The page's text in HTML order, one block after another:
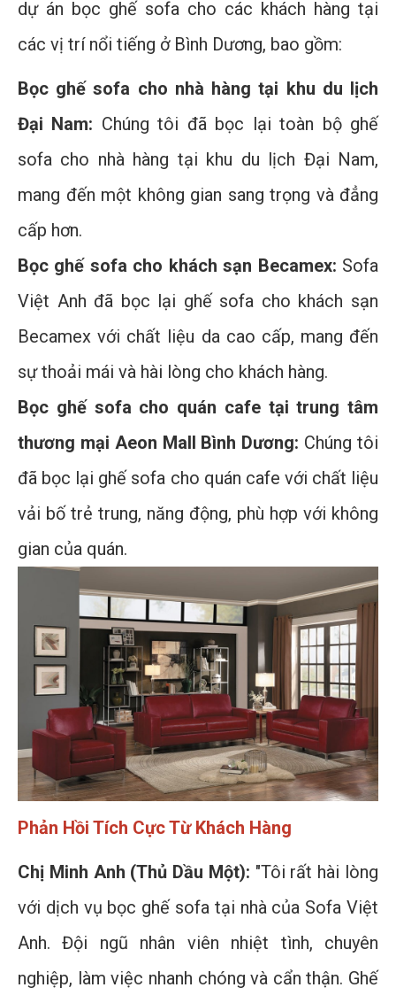
dự án bọc ghế sofa cho các khách hàng tại
các vị trí nổi tiếng ở Bình Dương, bao gồm:
Bọc ghế sofa cho nhà hàng tại khu du lịch
Đại Nam: Chúng tôi đã bọc lại toàn bộ ghế
sofa cho nhà hàng tại khu du lịch Đại Nam,
mang đến một không gian sang trọng và đẳng
cấp hơn.
Bọc ghế sofa cho khách sạn Becamex: Sofa
Việt Anh đã bọc lại ghế sofa cho khách sạn
Becamex với chất liệu da cao cấp, mang đến
sự thoải mái và hài lòng cho khách hàng.
Bọc ghế sofa cho quán cafe tại trung tâm
thương mại Aeon Mall Bình Dương: Chúng tôi
đã bọc lại ghế sofa cho quán cafe với chất liệu
vải bố trẻ trung, năng động, phù hợp với không
gian của quán.
Phản Hồi Tích Cực Từ Khách Hàng
Chị Minh Anh (Thủ Dầu Một): "Tôi rất hài lòng
với dịch vụ bọc ghế sofa tại nhà của Sofa Việt
Anh. Đội ngũ nhân viên nhiệt tình, chuyên
nghiệp, làm việc nhanh chóng và cẩn thận. Ghế